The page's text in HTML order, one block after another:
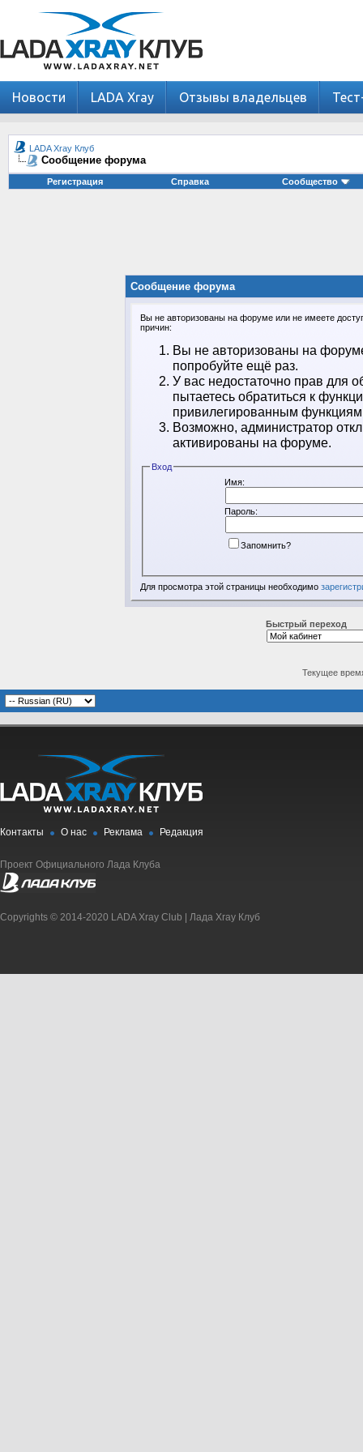
Новости LADA Xray Отзывы владельцев
LADA Xray Клуб
Сообщение форума
Регистрация Справка Сообщество
Сообщение форума
Вы не авторизованы на форуме или не имеете
причин:
Вы не авторизованы на
попробуйте ещё раз.
У вас недостаточно прав для
пытаетесь обратиться к
привилегированным
Возможно, администратор
активированы на форуме.
Вход
Имя:
Пароль:
Запомнить?
Для просмотра этой страницы необходимо
Быстрый переход
Текущее
Контакты О нас Реклама Редакция
Проект Официального Лада Клуба
Copyrights © 2014-2020 LADA Xray Club | Лада Xray Клуб